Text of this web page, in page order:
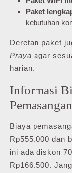
Paket
kebutuhan
Deretan paket
Praya agar
harian.
Informasi
Biaya
Rp555.000 dan
ini ada diskon
Rp166.500.